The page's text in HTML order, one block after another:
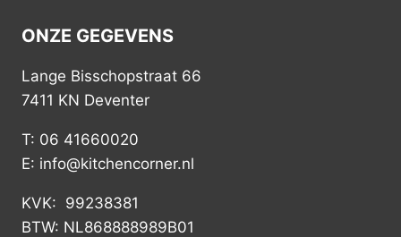
ONZE GEGEVENS
Lange Bisschopstraat 66
7411 KN Deventer
T: 06 41660020
E: info@kitchencorner.nl
KVK: 99238381
BTW: NL868888989B01